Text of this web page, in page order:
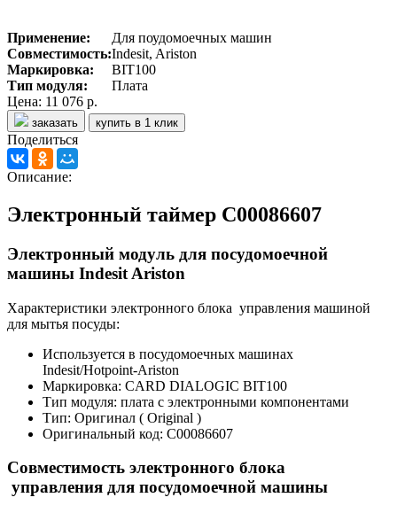
Применение:
Для поудомоечных машин
Совместимость:Indesit, Ariston
Маркировка:
BIT100
Тип модуля:
Плата
Цена: 11 076 р.
заказать купить в 1 клик
Поделиться
Описание:
Электронный таймер C00086607
Электронный модуль для посудомоечной
машины Indesit Ariston
Характеристики электронного блока управления машиной
для мытья посуды:
Используется в посудомоечных машинах
Indesit/Hotpoint-Ariston
Маркировка: CARD DIALOGIC BIT100
Тип модуля: плата с электронными компонентами
Тип: Оригинал ( Original )
Оригинальный код: C00086607
Совместимость электронного блока
управления для посудомоечной машины